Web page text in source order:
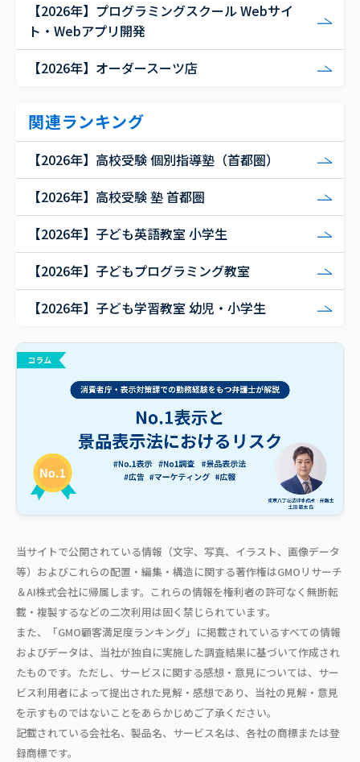
【2026年】プログラミングスクール Webサイ
ト・Webアプリ開発
【2026年】オーダースーツ店
関連ランキング
【2026年】高校受験 個別指導塾（首都圏）
【2026年】高校受験 塾 首都圏
【2026年】子ども英語教室 小学生
【2026年】子どもプログラミング教室
【2026年】子ども学習教室 幼児・小学生
当サイトで公開されている情報（文字、写真、イラスト、画像データ
等）およびこれらの配置・編集・構造に関する著作権はGMOリサーチ
＆AI株式会社に帰属します。これらの情報を権利者の許可なく無断転
載・複製するなどの二次利用は固く禁じられています。
また、「GMO顧客満足度ランキング」に掲載されているすべての情報
およびデータは、当社が独自に実施した調査結果に基づいて作成され
たものです。ただし、サービスに関する感想・意見については、サー
ビス利用者によって提出された見解・感想であり、当社の見解・意見
を示すものではないことをあらかじめご了承ください。
記載されている会社名、製品名、サービス名は、各社の商標または登
録商標です。